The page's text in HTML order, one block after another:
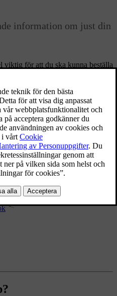
information om just din
viktig för att du ska kunna beställa
för släpvagnskörning